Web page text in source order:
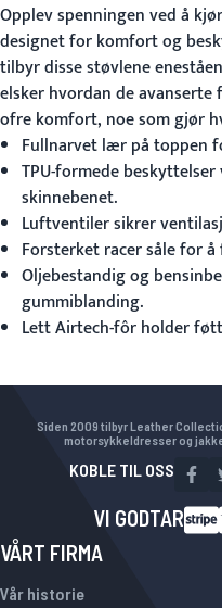
Opplev spenningen ved å
designet for komfort og
tilbyr disse støvlene
elsker hvordan de
ofre komfort, noe som gjør
Fullnarvet lær på toppen
TPU-formede
skinnebenet.
Luftventiler sikrer
Forsterket racer såle for
Oljebestandig og
gummiblanding.
Lett Airtech-fôr holder
Siden 2009 tilbyr Leather
motorsykkeldresser og
KOBLE TIL OSS
VI GODTAR
VÅRT FIRMA
Vår historie